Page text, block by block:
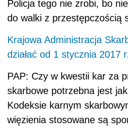
Policja tego nie zrobi, bo
do walki z przestępczością
Krajowa Administracja
działać od 1 stycznia 2017 r.
PAP: Czy w kwestii kar za
skarbowe potrzebna jest
Kodeksie karnym
więzienia stosowane są